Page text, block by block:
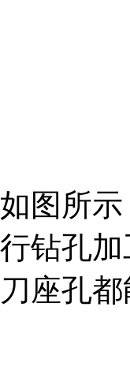
如图所
行钻孔
刀座孔都